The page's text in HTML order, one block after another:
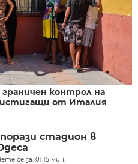
контрол на
от Италия
стадион в
се за: 01:15 мин.